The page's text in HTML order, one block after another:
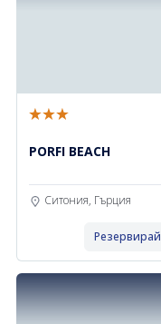
PORFI BEACH
Ситония, Гърция
Резервирай